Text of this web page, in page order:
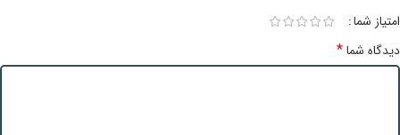
امتیاز شما
دیدگاه شما*